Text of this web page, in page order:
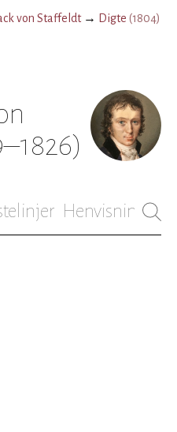
von Staffeldt→ Digte (1804)
Henvisninger